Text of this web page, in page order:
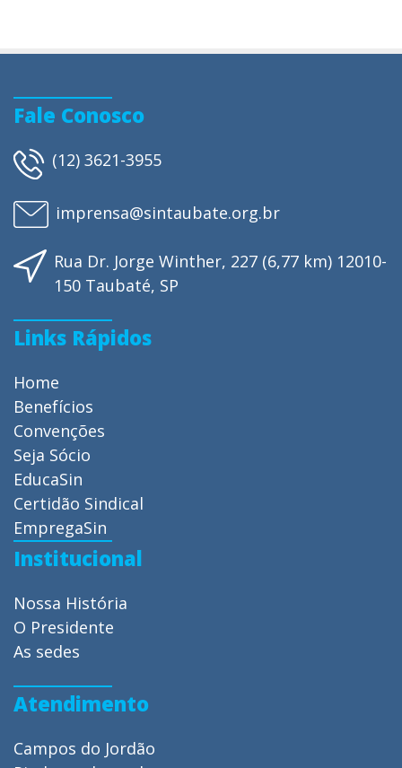
Fale Conosco
(12) 3621-3955
imprensa@sintaubate.org.br
Rua Dr. Jorge Winther, 227 (6,77 km) 12010-
150 Taubaté, SP
Links Rápidos
Home
Benefícios
Convenções
Seja Sócio
EducaSin
Certidão Sindical
EmpregaSin
Institucional
Nossa História
O Presidente
As sedes
Atendimento
Campos do Jordão